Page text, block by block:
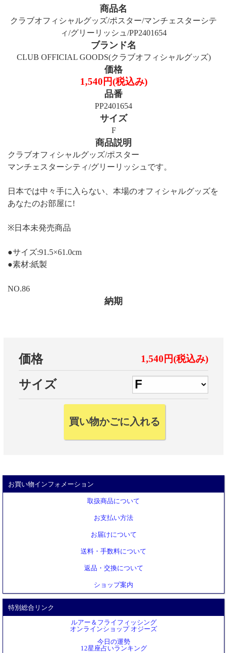
商品名
クラブオフィシャルグッズ/ポスター/マンチェスターシテ
ィ/グリーリッシュ/PP2401654
ブランド名
CLUB OFFICIAL GOODS(クラブオフィシャルグッズ)
価格
1,540円(税込み)
品番
PP2401654
サイズ
F
商品説明
クラブオフィシャルグッズ/ポスター
マンチェスターシティ/グリーリッシュです。
日本では中々手に入らない、本場のオフィシャルグッズを
あなたのお部屋に!
※日本未発売商品
●サイズ:91.5×61.0cm
●素材:紙製
NO.86
納期
価格 1,540円(税込み)
サイズ
お買い物インフォメーション
取扱商品について
お支払い方法
お届けについて
送料・手数料について
返品・交換について
ショップ案内
特別総合リンク
ルアー＆フライフィッシング
オンラインショップ オジーズ
今日の運勢
12星座占いランキング